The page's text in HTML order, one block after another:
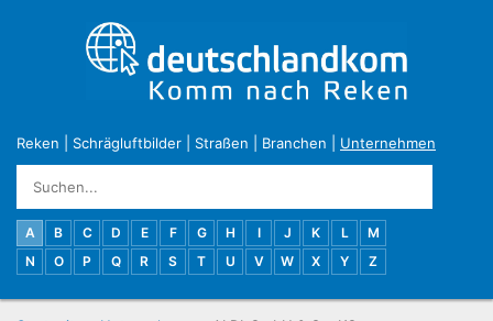
Reken Schrägluftbilder Straßen Branchen Unternehmen
A B C D E F G H I J K L
M
N
O P Q R S T U V W X Y Z